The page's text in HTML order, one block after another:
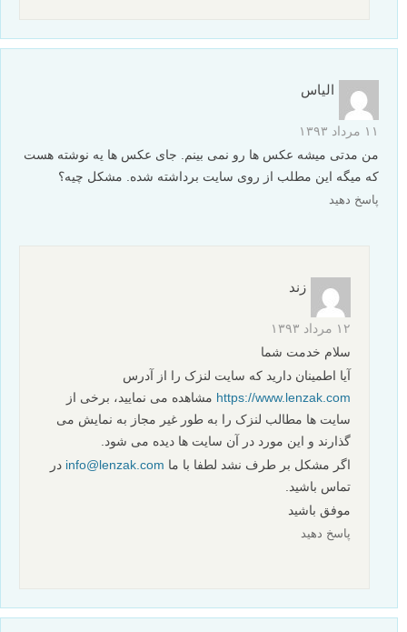
الیاس
۱۱ مرداد ۱۳۹۳
من مدتی میشه عکس ها رو نمی بینم. جای عکس ها یه نوشته هست
که میگه این مطلب از روی سایت برداشته شده. مشکل چیه؟
پاسخ دهید
زند
۱۲ مرداد ۱۳۹۳
سلام خدمت شما
آیا اطمینان دارید که سایت لنزک را از آدرس
https://www.lenzak.com مشاهده می نمایید، برخی از
سایت ها مطالب لنزک را به طور غیر مجاز به نمایش می
گذارند و این مورد در آن سایت ها دیده می شود.
اگر مشکل بر طرف نشد لطفا با ما info@lenzak.com در
تماس باشید.
موفق باشید
پاسخ دهید